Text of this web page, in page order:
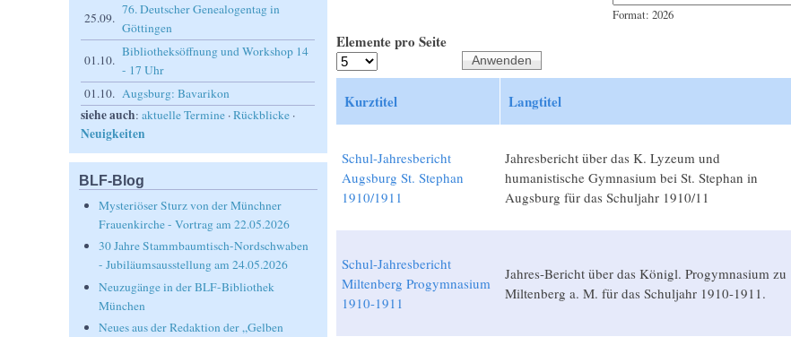
Format: 2026
Elemente pro Seite
Kurztitel Langtitel
Schul-Jahresbericht
Augsburg St. Stephan
1910/1911
Jahresbericht über das K. Lyzeum und
humanistische Gymnasium bei St. Stephan in
Augsburg für das Schuljahr 1910/11
Schul-Jahresbericht
Miltenberg Progymnasium
1910-1911
Jahres-Bericht über das Königl. Progymnasium zu
Miltenberg a. M. für das Schuljahr 1910-1911.
25.09.
76. Deutscher Genealogentag in
Göttingen
01.10.
Bibliotheksöffnung und Workshop 14
- 17 Uhr
01.10. Augsburg: Bavarikon
siehe auch:aktuelle Termine ·Rückblicke ·
Neuigkeiten
BLF-Blog
Mysteriöser Sturz von der Münchner
Frauenkirche - Vortrag am 22.05.2026
30 Jahre Stammbaumtisch-Nordschwaben
- Jubiläumsausstellung am 24.05.2026
Neuzugänge in der BLF-Bibliothek
München
Neues aus der Redaktion der „Gelben